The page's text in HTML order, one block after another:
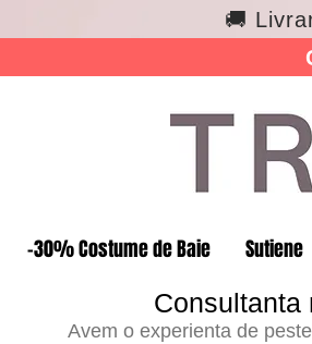
🚚
-30% Costume de Baie Sutiene
Consultanta
Avem o experienta de